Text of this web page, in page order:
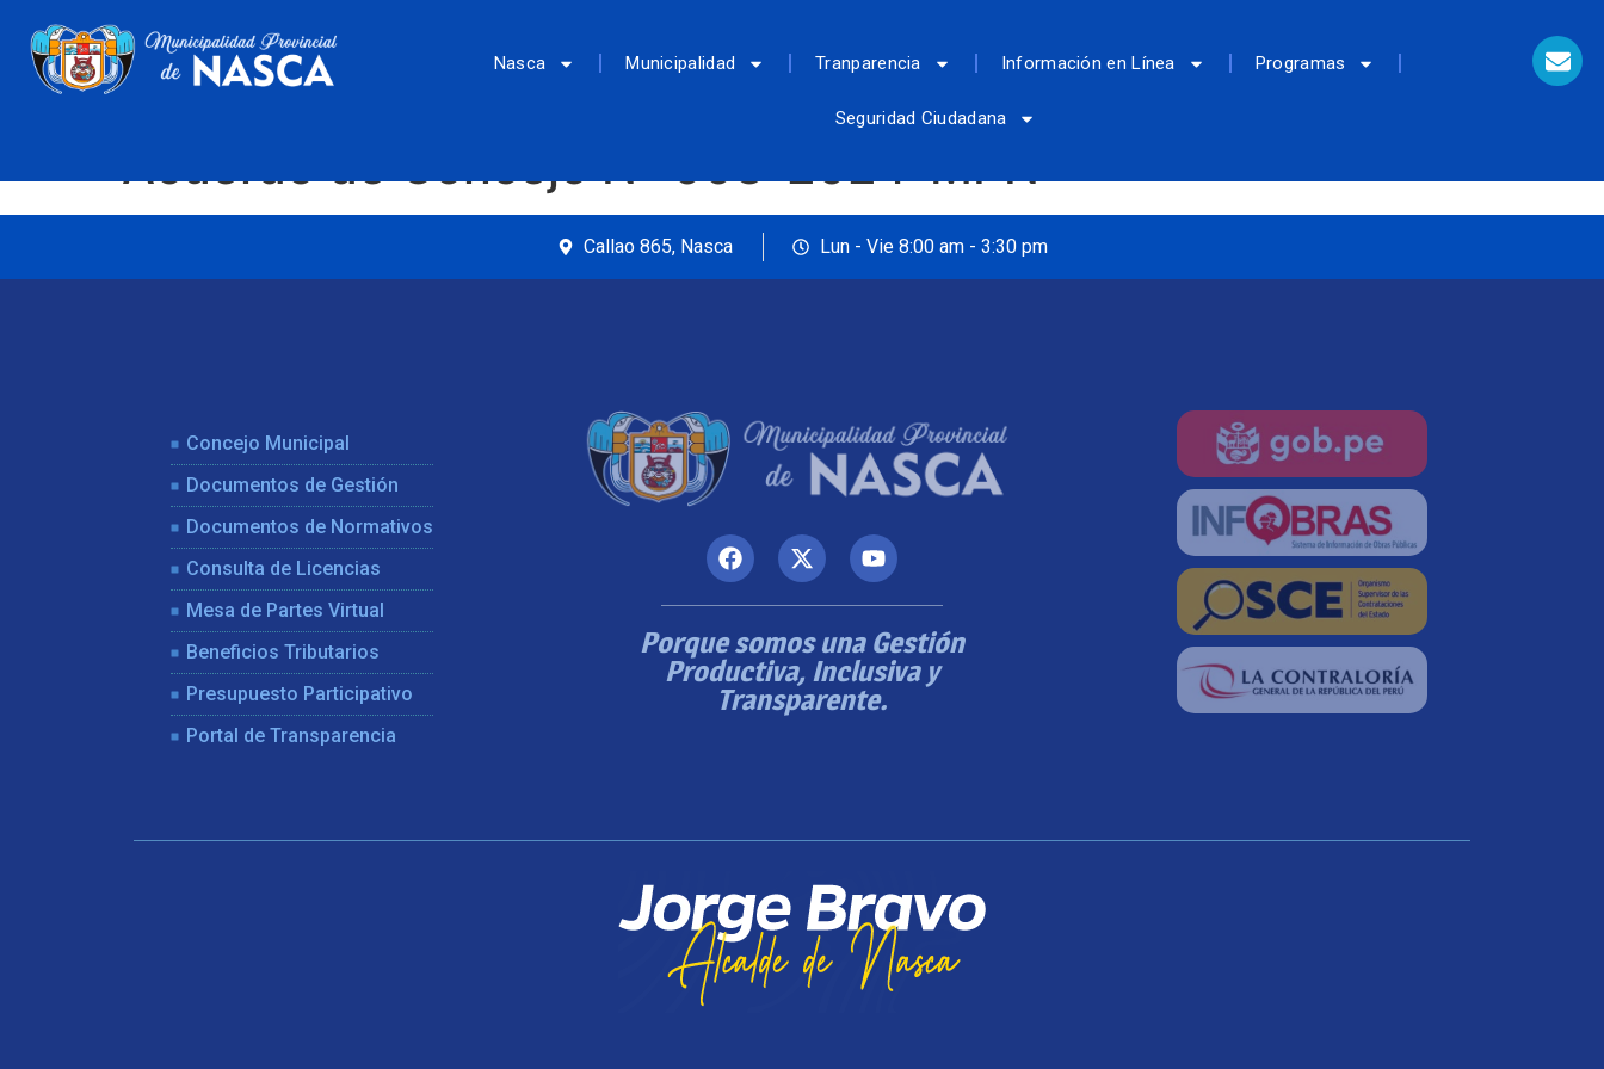
Nasca Municipalidad Tranparencia Información en Línea Programas
Seguridad Ciudadana
Acuerdo de Concejo Nº 003-2024-MPN
Callao 865, Nasca Lun - Vie 8:00 am - 3:30 pm
Concejo Municipal
Documentos de Gestión
Documentos de Normativos
Consulta de Licencias
Mesa de Partes Virtual
Beneficios Tributarios
Presupuesto Participativo
Portal de Transparencia
Porque somos una Gestión
Productiva, Inclusiva y
Transparente.